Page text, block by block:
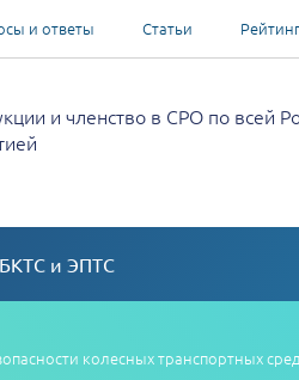
и ответы Статьи
и членство в СРО по всей
и ЭПТС
колесных транспортных